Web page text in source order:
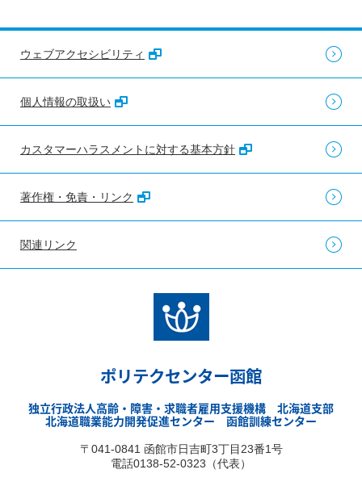
ウェブアクセシビリティ
個人情報の取扱い
カスタマーハラスメントに対する基本方針
著作権・免責・リンク
関連リンク
ポリテクセンター函館
独立行政法人高齢・障害・求職者雇用支援機構 北海道支部
北海道職業能力開発促進センター 函館訓練センター
〒041-0841 函館市日吉町3丁目23番1号
電話0138-52-0323（代表）